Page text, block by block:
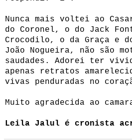
Nunca mais voltei ao
do Coronel, o do Jack
Crocodilo, o da Graça e
João Nogueira, não são
saudades. Adorei ter
apenas retratos
vivas penduradas no
Muito agradecida ao
Leila Jalul é cronista